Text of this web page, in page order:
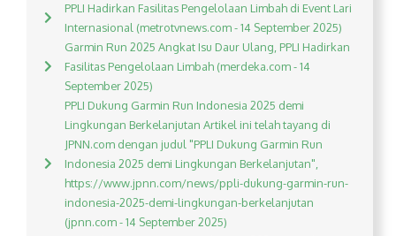
PPLI Hadirkan Fasilitas Pengelolaan Limbah di Event Lari
Internasional (metrotvnews.com - 14 September 2025)
Garmin Run 2025 Angkat Isu Daur Ulang, PPLI Hadirkan
Fasilitas Pengelolaan Limbah (merdeka.com - 14
September 2025)
PPLI Dukung Garmin Run Indonesia 2025 demi
Lingkungan Berkelanjutan Artikel ini telah tayang di
JPNN.com dengan judul "PPLI Dukung Garmin Run
Indonesia 2025 demi Lingkungan Berkelanjutan",
https://www.jpnn.com/news/ppli-dukung-garmin-run-
indonesia-2025-demi-lingkungan-berkelanjutan
(jpnn.com - 14 September 2025)